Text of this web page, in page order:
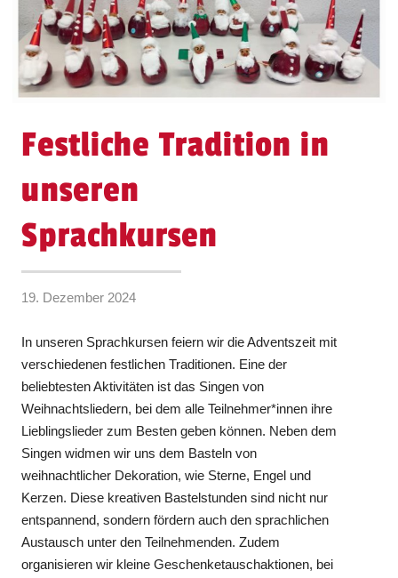
Festliche Tradition in
unseren
Sprachkursen
19. Dezember 2024
In unseren Sprachkursen feiern wir die Adventszeit mit
verschiedenen festlichen Traditionen. Eine der
beliebtesten Aktivitäten ist das Singen von
Weihnachtsliedern, bei dem alle Teilnehmer*innen ihre
Lieblingslieder zum Besten geben können. Neben dem
Singen widmen wir uns dem Basteln von
weihnachtlicher Dekoration, wie Sterne, Engel und
Kerzen. Diese kreativen Bastelstunden sind nicht nur
entspannend, sondern fördern auch den sprachlichen
Austausch unter den Teilnehmenden. Zudem
organisieren wir kleine Geschenketauschaktionen, bei